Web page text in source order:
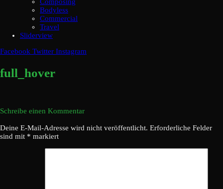
Bodyless
Commercial
Travel
Sliderview
Facebook Twitter Instagram
full_hover
Schreibe einen Kommentar
Deine E-Mail-Adresse wird nicht veröffentlicht. Erforderliche Felder
sind mit * markiert